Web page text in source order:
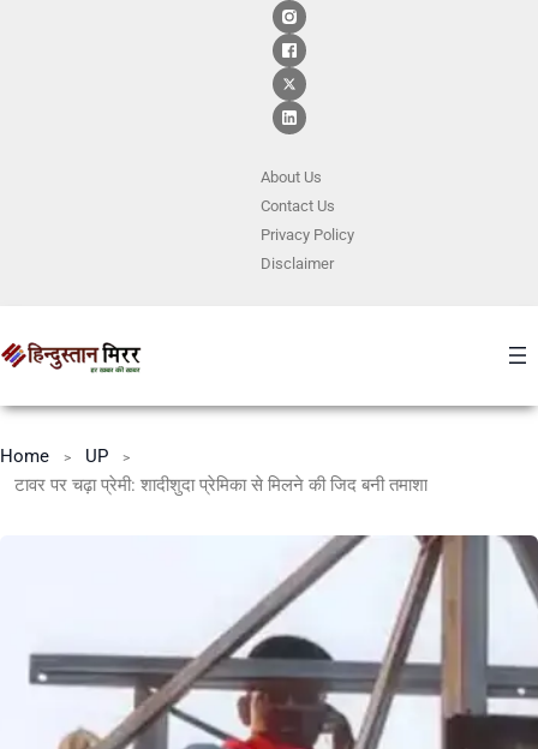
About Us
ContactUs
Privacy Policy
Disclaimer
Home
UP
टावर पर चढ़ा प्रेमी: शादीशुदा प्रेमिका से मिलने की जिद बनी तमाशा